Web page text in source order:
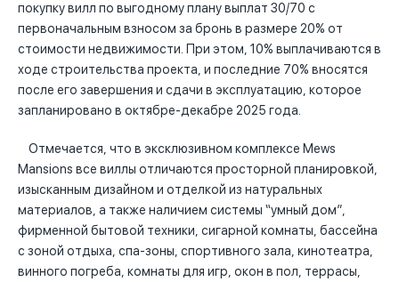
покупку вилл по выгодному плану выплат 30/70 с
первоначальным взносом за бронь в размере 20% от
стоимости недвижимости. При этом, 10% выплачиваются в
ходе строительства проекта, и последние 70% вносятся
после его завершения и сдачи в эксплуатацию, которое
запланировано в октябре-декабре 2025 года.
Отмечается, что в эксклюзивном комплексе Mews
Mansions все виллы отличаются просторной планировкой,
изысканным дизайном и отделкой из натуральных
материалов, а также наличием системы “умный дом”,
фирменной бытовой техники, сигарной комнаты, бассейна
с зоной отдыха, спа-зоны, спортивного зала, кинотеатра,
винного погреба, комнаты для игр, окон в пол, террасы,